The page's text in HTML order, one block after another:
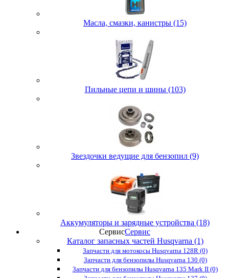
Масла, смазки, канистры (15)
Пильные цепи и шины (103)
Звездочки ведущие для бензопил (9)
Аккумуляторы и зарядные устройства (18)
СервисСервис
Каталог запасных частей Husqvarna (1)
Запчасти для мотокосы Husqvarna 128R (0)
Запчасти для бензопилы Husqvarna 130 (0)
Запчасти для бензопилы Husqvarna 135 Mark II (0)